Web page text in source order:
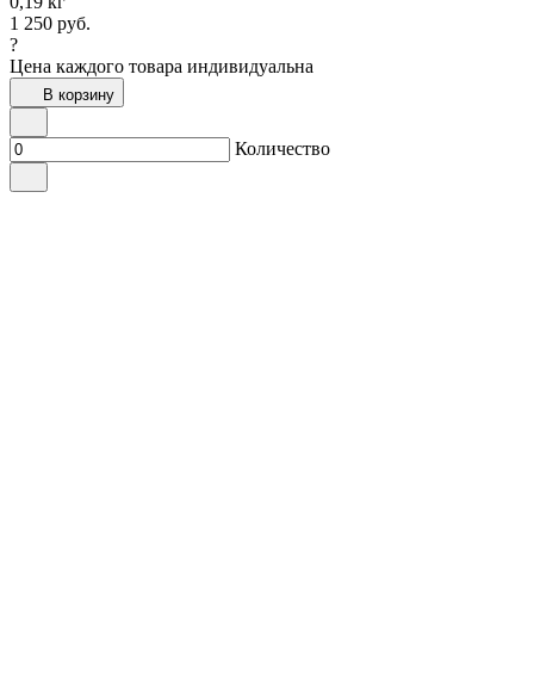
1 250 руб.
?
Цена каждого товара индивидуальна
В корзину
Количество